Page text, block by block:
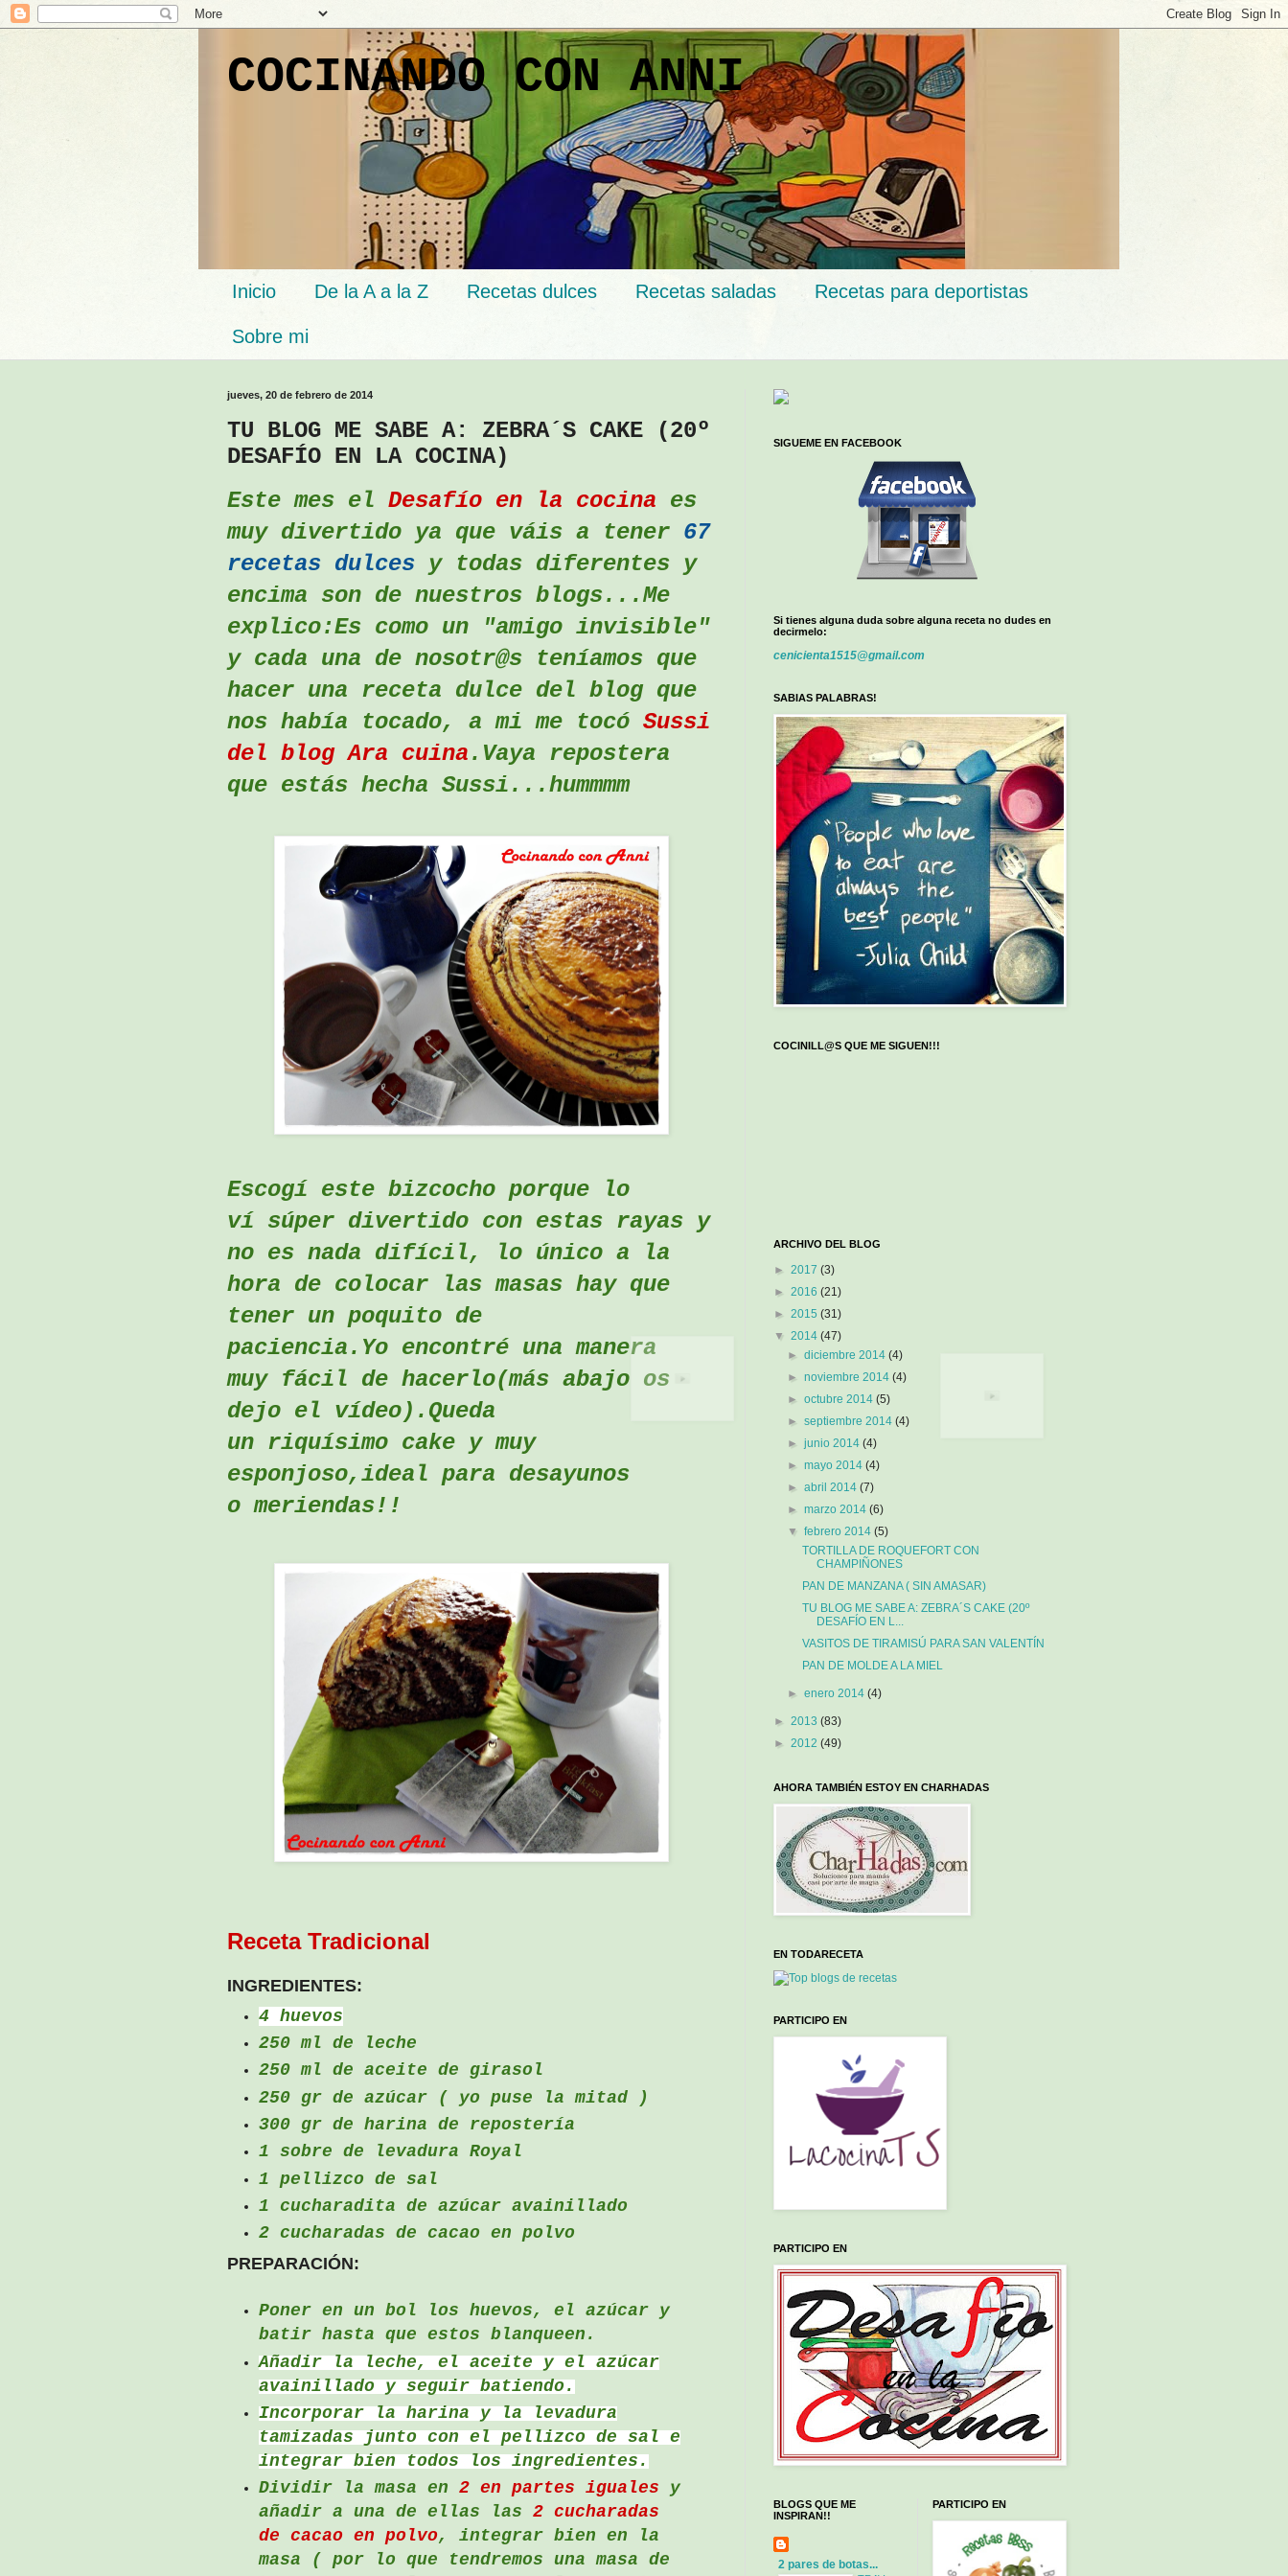
COCINANDO CON ANNI
Inicio De la A a la Z Recetas dulces Recetas saladas Recetas para deportistas
Sobre mi
jueves, 20 de febrero de 2014
TU BLOG ME SABE A: ZEBRA´S CAKE (20º
DESAFÍO EN LA COCINA)
Este mes el Desafío en la cocina es
muy divertido ya que váis a tener 67
recetas dulces y todas diferentes y
encima son de nuestros blogs...Me
explico:Es como un "amigo invisible"
y cada una de nosotr@s teníamos que
hacer una receta dulce del blog que
nos había tocado, a mi me tocó Sussi
del blog Ara cuina.Vaya repostera
que estás hecha Sussi...hummmm
Escogí este bizcocho porque lo
ví súper divertido con estas rayas y
no es nada difícil, lo único a la
hora de colocar las masas hay que
tener un poquito de
paciencia.Yo encontré una manera
muy fácil de hacerlo(más abajo os
dejo el vídeo).Queda
un riquísimo cake y muy
esponjoso,ideal para desayunos
o meriendas!!
Receta Tradicional
INGREDIENTES:
4 huevos
250 ml de leche
250 ml de aceite de girasol
250 gr de azúcar ( yo puse la mitad )
300 gr de harina de repostería
1 sobre de levadura Royal
1 pellizco de sal
1 cucharadita de azúcar avainillado
2 cucharadas de cacao en polvo
PREPARACIÓN:
Poner en un bol los huevos, el azúcar y
batir hasta que estos blanqueen.
Añadir la leche, el aceite y el azúcar
avainillado y seguir batiendo.
Incorporar la harina y la levadura
tamizadas junto con el pellizco de sal e
integrar bien todos los ingredientes.
Dividir la masa en 2 en partes iguales y
añadir a una de ellas las 2 cucharadas
de cacao en polvo, integrar bien en la
masa ( por lo que tendremos una masa de
SIGUEME EN FACEBOOK
Si tienes alguna duda sobre alguna receta no dudes en
decirmelo:
cenicienta1515@gmail.com
SABIAS PALABRAS!
COCINILL@S QUE ME SIGUEN!!!
ARCHIVO DEL BLOG
► 2017 (3)
► 2016 (21)
► 2015 (31)
▼ 2014 (47)
►diciembre 2014(4)
►noviembre 2014(4)
►octubre 2014(5)
►septiembre 2014(4)
►junio 2014(4)
►mayo 2014(4)
►abril 2014(7)
►marzo 2014(6)
▼febrero 2014(5)
TORTILLA DE ROQUEFORT CON
CHAMPIÑONES
PAN DE MANZANA ( SIN AMASAR)
TU BLOG ME SABE A: ZEBRA´S CAKE (20º
DESAFÍO EN L...
VASITOS DE TIRAMISÚ PARA SAN VALENTÍN
PAN DE MOLDE A LA MIEL
►enero 2014(4)
► 2013 (83)
► 2012 (49)
AHORA TAMBIÉN ESTOY EN CHARHADAS
EN TODARECETA
PARTICIPO EN
PARTICIPO EN
BLOGS QUE ME
INSPIRAN!!
2 pares de botas...
PARTICIPO EN